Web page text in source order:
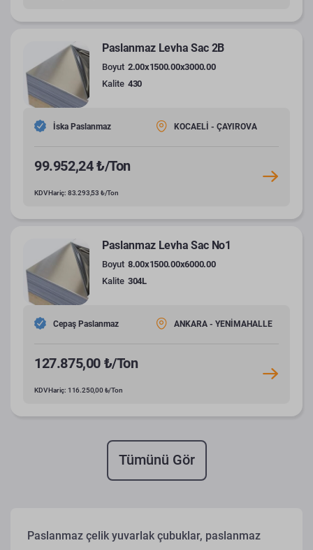
Paslanmaz Levha Sac 2B
Boyut 2.00x1500.00x3000.00
Kalite 430
İska Paslanmaz KOCAELİ - ÇAYIROVA
99.952,24 ₺/Ton
KDV Hariç: 83.293,53 ₺/Ton
Paslanmaz Levha Sac No1
Boyut 8.00x1500.00x6000.00
Kalite 304L
Cepaş Paslanmaz ANKARA - YENİMAHALLE
127.875,00 ₺/Ton
KDV Hariç: 116.250,00 ₺/Ton
Tümünü Gör
Paslanmaz çelik yuvarlak çubuklar, paslanmaz